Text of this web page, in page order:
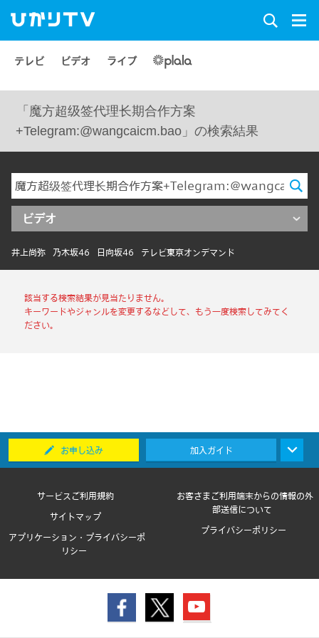
テレビ ビデオ ライブ
「魔方超级签代理长期合作方案
+Telegram:@wangcaicm.bao」の検索結果
ビデオ
井上尚弥 乃木坂46 日向坂46 テレビ東京オンデマンド
該当する検索結果が見当たりません。
キーワードやジャンルを変更するなどして、もう一度検索してみてく
ださい。
お申し込み 加入ガイド
サービスご利用規約
お客さまご利用端末からの情報の外
部送信について
サイトマップ
プライバシーポリシー
アプリケーション・プライバシーポ
リシー